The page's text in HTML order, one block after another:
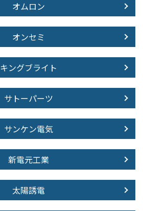
オムロン
オンセミ
キングブライト
サトーパーツ
サンケン電気
新電元工業
太陽誘電